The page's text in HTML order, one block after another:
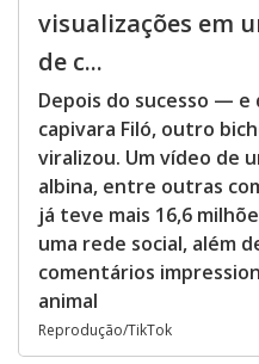
visualizações em
de c...
Depois do sucesso —
capivara Filó, outro
viralizou. Um vídeo de
albina, entre outras
já teve mais 16,6
uma rede social, além
comentários
animal
Reprodução/TikTok